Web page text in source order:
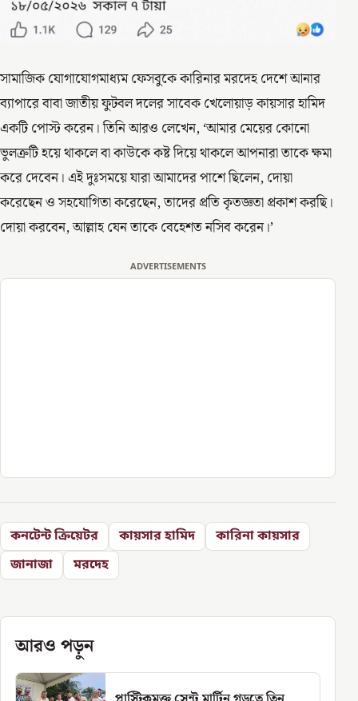
সামাজিক যোগাযোগমাধ্যম ফেসবুকে কারিনার মরদেহ দেশে আনার
ব্যাপারে বাবা জাতীয় ফুটবল দলের সাবেক খেলোয়াড় কায়সার হামিদ
একটি পোস্ট করেন। তিনি আরও লেখেন, ‘আমার মেয়ের কোনো
ভুলত্রুটি হয়ে থাকলে বা কাউকে কষ্ট দিয়ে থাকলে আপনারা তাকে ক্ষমা
করে দেবেন। এই দুঃসময়ে যারা আমাদের পাশে ছিলেন, দোয়া
করেছেন ও সহযোগিতা করেছেন, তাদের প্রতি কৃতজ্ঞতা প্রকাশ করছি।
দোয়া করবেন, আল্লাহ যেন তাকে বেহেশত নসিব করেন।’
ADVERTISEMENTS
কনটেন্ট ক্রিয়েটর কায়সার হামিদ
কারিনা কায়সার
জানাজা
মরদেহ
আরও পড়ুন